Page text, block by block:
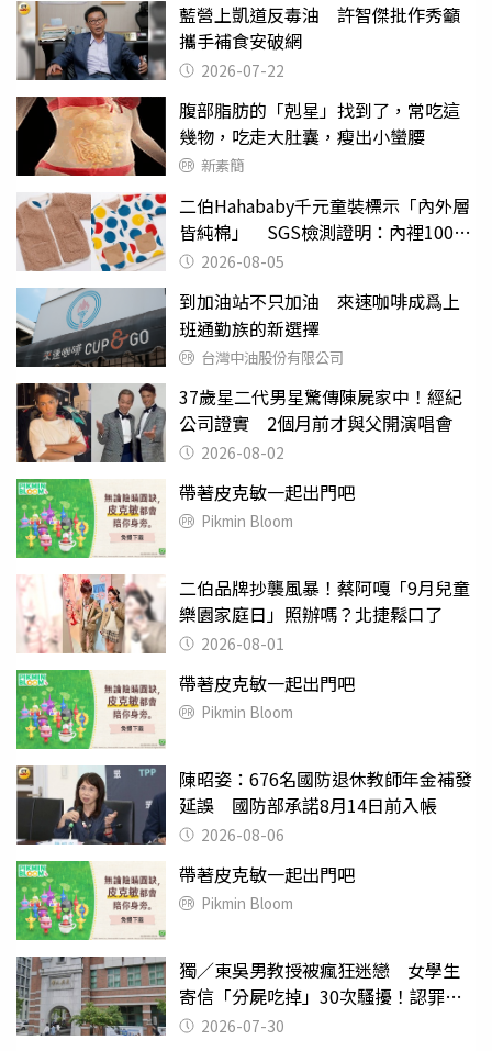
藍營上凱道反毒油 許智傑批作秀籲
攜手補食安破網
2026-07-22
腹部脂肪的「剋星」找到了，常吃這
幾物，吃走大肚囊，瘦出小蠻腰
新素簡
二伯Hahababy千元童裝標示「內外層
皆純棉」 SGS檢測證明：內裡100%
聚酯纖維
2026-08-05
到加油站不只加油 來速咖啡成爲上
班通勤族的新選擇
台灣中油股份有限公司
37歲星二代男星驚傳陳屍家中！經紀
公司證實 2個月前才與父開演唱會
2026-08-02
帶著皮克敏一起出門吧
Pikmin Bloom
二伯品牌抄襲風暴！蔡阿嘎「9月兒童
樂園家庭日」照辦嗎？北捷鬆口了
2026-08-01
帶著皮克敏一起出門吧
Pikmin Bloom
陳昭姿：676名國防退休教師年金補發
延誤 國防部承諾8月14日前入帳
2026-08-06
帶著皮克敏一起出門吧
Pikmin Bloom
獨／東吳男教授被瘋狂迷戀 女學生
寄信「分屍吃掉」30次騷擾！認罪免
關 2026-07-30